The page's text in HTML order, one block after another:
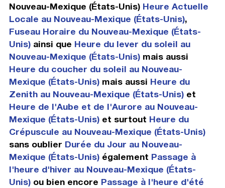
Nouveau-Mexique (États-Unis) Heure Actuelle
Locale au Nouveau-Mexique (États-Unis),
Fuseau Horaire du Nouveau-Mexique (États-
Unis)ainsi que Heure du lever du soleil au
Nouveau-Mexique (États-Unis)mais aussi
Heure du coucher du soleil au Nouveau-
Mexique (États-Unis)mais aussi Heure du
Zenith au Nouveau-Mexique (États-Unis)et
Heure de l'Aube et de l'Aurore au Nouveau-
Mexique (États-Unis)et surtout Heure du
Crépuscule au Nouveau-Mexique (États-Unis)
sans oublier Durée du Jour au Nouveau-
Mexique (États-Unis)également Passage à
l'heure d'hiver au Nouveau-Mexique (États-
Unis)ou bien encore Passage à l'heure d'été